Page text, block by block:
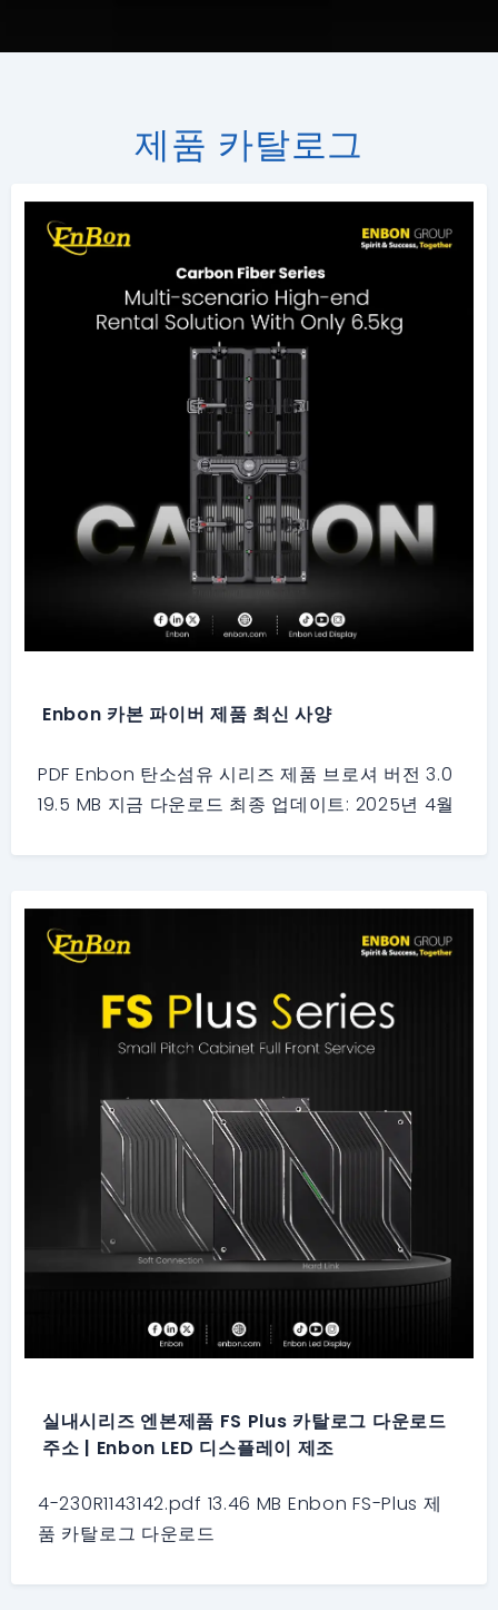
제품 카탈로그
Enbon 카본 파이버 제품 최신 사양
PDF Enbon 탄소섬유 시리즈 제품 브로셔 버전 3.0
19.5 MB 지금 다운로드 최종 업데이트: 2025년 4월
실내시리즈 엔본제품 FS Plus 카탈로그 다운로드
주소 | Enbon LED 디스플레이 제조
4-230R1143142.pdf 13.46 MB Enbon FS-Plus 제
품 카탈로그 다운로드